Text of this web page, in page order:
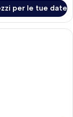
per le tue date
d'albergo con due letti,